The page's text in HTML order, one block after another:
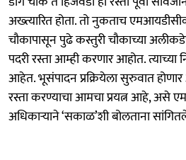
अख्त्यारित होता. तो नुकताच
चौकापासून पुढे कस्तुरी चौकाच्या
पदरी रस्ता आम्ही करणार आहोत. त्याच्या
आहेत. भूसंपादन प्रक्रियेला सुरुवात
रस्ता करण्याचा आमचा प्रयत्न आहे, असे
अधिकाऱ्याने ‘सकाळ’शी बोलताना